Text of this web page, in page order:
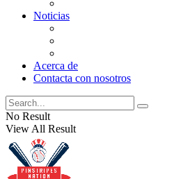
Noticias
Acerca de
Contacta con nosotros
No Result
View All Result